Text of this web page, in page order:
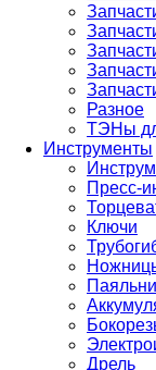
Разное
ТЭНы
Инструменты
Пресс-
Ключи
Дрель